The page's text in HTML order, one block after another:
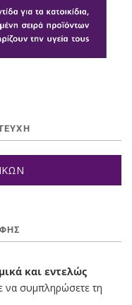
και εντελώς
να συμπληρώσετε τη